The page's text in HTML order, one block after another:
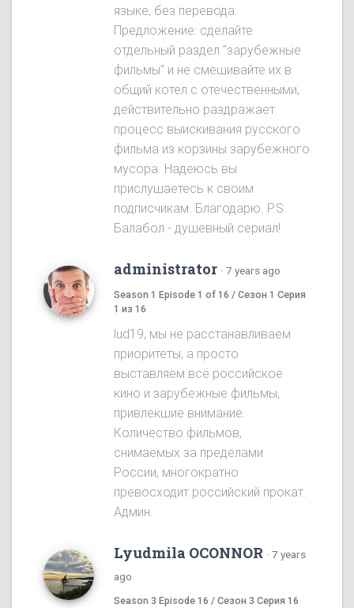
языке, без перевода.
Предложение: сделайте
отдельный раздел "зарубежные
фильмы" и не смешивайте их в
общий котел с отечественными,
действительно раздражает
процесс выискивания русского
фильма из корзины зарубежного
мусора. Надеюсь вы
прислушаетесь к своим
подписчикам. Благодарю. P.S.
Балабол - душевный сериал!
administrator · 7 years ago
Season 1 Episode 1 of 16 / Сезон 1 Серия
1 из 16
lud19, мы не расстанавливаем
приоритеты, а просто
выставляем всё российское
кино и зарубежные фильмы,
привлекшие внимание.
Количество фильмов,
снимаемых за пределами
России, многократно
превосходит российский прокат.
Админ.
Lyudmila OCONNOR · 7 years
ago
Season 3 Episode 16 / Сезон 3 Серия 16